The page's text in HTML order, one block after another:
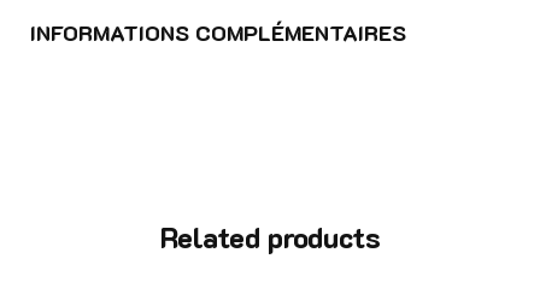
INFORMATIONS COMPLÉMENTAIRES
Related products